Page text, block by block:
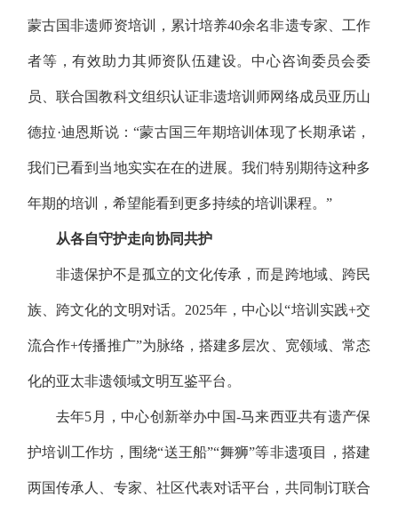
蒙古国非遗师资培训，累计培养40余名非遗专家、工作
者等，有效助力其师资队伍建设。中心咨询委员会委
员、联合国教科文组织认证非遗培训师网络成员亚历山
德拉·迪恩斯说：“蒙古国三年期培训体现了长期承诺，
我们已看到当地实实在在的进展。我们特别期待这种多
年期的培训，希望能看到更多持续的培训课程。”
从各自守护走向协同共护
非遗保护不是孤立的文化传承，而是跨地域、跨民
族、跨文化的文明对话。2025年，中心以“培训实践+交
流合作+传播推广”为脉络，搭建多层次、宽领域、常态
化的亚太非遗领域文明互鉴平台。
去年5月，中心创新举办中国-马来西亚共有遗产保
护培训工作坊，围绕“送王船”“舞狮”等非遗项目，搭建
两国传承人、专家、社区代表对话平台，共同制订联合